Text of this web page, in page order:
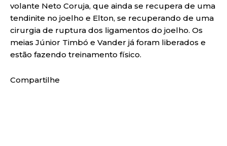
volante Neto Coruja, que ainda se recupera de uma
tendinite no joelho e Elton, se recuperando de uma
cirurgia de ruptura dos ligamentos do joelho. Os
meias Júnior Timbó e Vander já foram liberados e
estão fazendo treinamento físico.
Compartilhe